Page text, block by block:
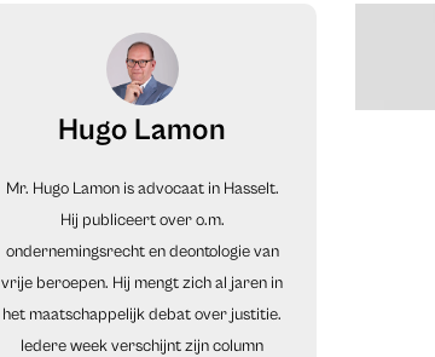
Hugo Lamon
Mr. Hugo Lamon is advocaat in Hasselt.
Hij publiceert over o.m.
ondernemingsrecht en deontologie van
vrije beroepen. Hij mengt zich al jaren in
het maatschappelijk debat over justitie.
Iedere week verschijnt zijn column